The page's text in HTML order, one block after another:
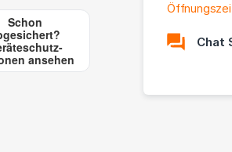
Schon
ansehen
Chat